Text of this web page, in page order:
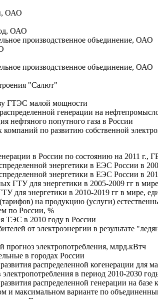
ОАО
ОАО
производственное объединение, ОАО
производственное объединение, ОАО
"Салют"
ГТЭС малой мощности
генерации на
нефтяного попутного газа в России
по развитию собственной
в России по состоянию на 2011 г.,
энергетики в ЕЭС России в
энергетики в ЕЭС России в
ГТУ для энергетики в 2005-2009 гг в
для энергетики в 2010-2019 гг в мире,
на продукцию (услуги)
по России, %
ТЭС в 2010 году в России
от электроэнергии в результате
прогноз электропотребления, млрд.кВтч
в городах России
распределенной когенерации для
электропотребления в период 2010-2030
распределенной генерации на базе
и максимальном варианте по